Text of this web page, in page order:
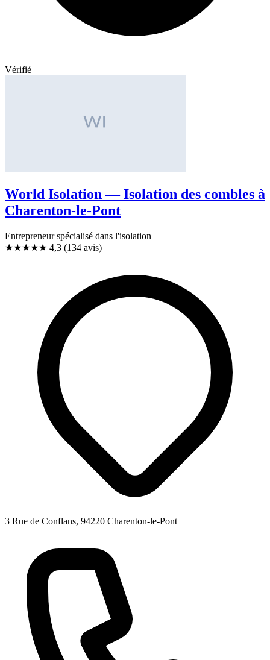
Vérifié
World Isolation — Isolation des combles à
Charenton-le-Pont
Entrepreneur spécialisé dans l'isolation
★★★★★ 4,3 (134 avis)
3 Rue de Conflans, 94220 Charenton-le-Pont